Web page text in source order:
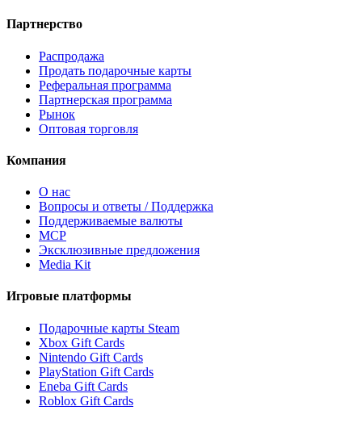
Партнерство
Распродажа
Продать подарочные карты
Реферальная программа
Партнерская программа
Рынок
Оптовая торговля
Компания
О нас
Вопросы и ответы / Поддержка
Поддерживаемые валюты
MCP
Эксклюзивные предложения
Media Kit
Игровые платформы
Подарочные карты Steam
Xbox Gift Cards
Nintendo Gift Cards
PlayStation Gift Cards
Eneba Gift Cards
Roblox Gift Cards